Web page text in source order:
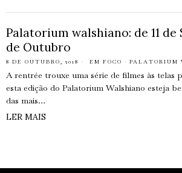
Palatorium walshiano: de 11 de
de Outubro
8 DE OUTUBRO, 2018 EM FOCO · PALATORIUM
A rentrée trouxe uma série de filmes às telas
esta edição do Palatorium Walshiano esteja
das mais…
LER MAIS